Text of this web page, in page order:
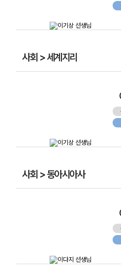
사회 > 세계지리
사회 > 동아시아사